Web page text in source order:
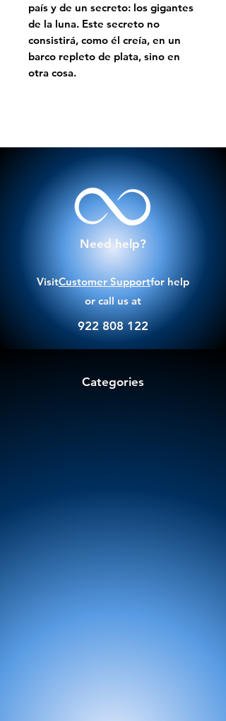
país y de un secreto: los gigantes
de la luna. Este secreto no
consistirá, como él creía, en un
barco repleto de plata, sino en
otra cosa.
Need help?
VisitCustomer Supportfor help
or call us at
922 808 122
Categories